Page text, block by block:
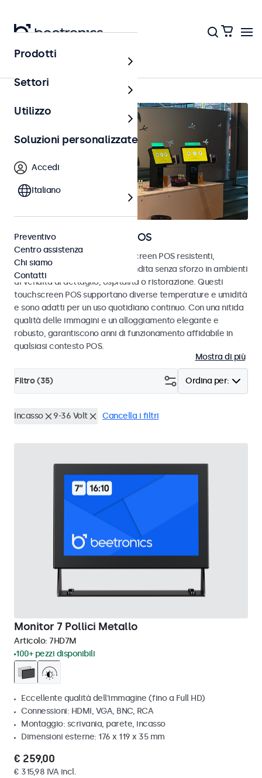
Home
Monitor e touchscreen POS
Scopri i nostri monitor e touchscreen POS resistenti,
progettati per transazioni di vendita senza sforzo in ambienti
di vendita al dettaglio, ospitalità o ristorazione. Questi
touchscreen POS supportano diverse temperature e umidità
e sono adatti per un uso quotidiano continuo. Con una nitida
qualità delle immagini e un alloggiamento elegante e
robusto, garantiscono anni di funzionamento affidabile in
qualsiasi contesto POS.
Mostra di più
Ordina per:
Filtro (35)
Incasso 9-36 Volt Cancella i filtri
Monitor 7 Pollici Metallo
Articolo: 7HD7M
100+ pezzi disponibili
Eccellente qualità dell'immagine (fino a Full HD)
Connessioni: HDMI, VGA, BNC, RCA
Montaggio: scrivania, parete, incasso
Dimensioni esterne: 176 x 119 x 35 mm
€ 259,00
€ 315,98 IVA incl.
Prodotti
Settori
Utilizzo
Soluzioni personalizzate
Accedi
Italiano
Preventivo
Centro assistenza
Chi siamo
Contatti